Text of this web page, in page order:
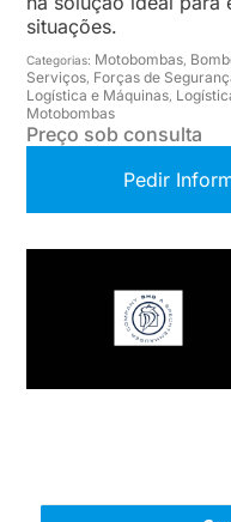
situações.
Categorias: Motobombas,
Serviços, Forças de
Logística e Máquinas,
Motobombas
Preço sob consulta
Pedir